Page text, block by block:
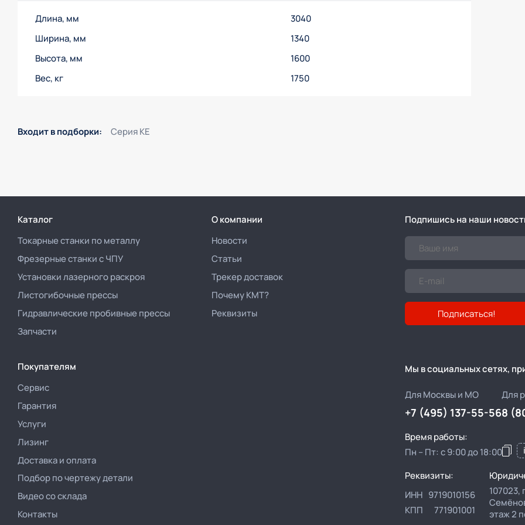
Длина, мм
3040
Ширина, мм
1340
Высота, мм
1600
Вес, кг
1750
Входит в подборки: Серия KE
Подпишись на наши
Подписаться!
Каталог
Токарные станки по металлу
Фрезерные станки с ЧПУ
Установки лазерного раскроя
Листогибочные прессы
Гидравлические пробивные прессы
Запчасти
О компании
Новости
Статьи
Трекер доставок
Почему КМТ?
Реквизиты
Покупателям
Сервис
Гарантия
Услуги
Лизинг
Доставка и оплата
Подбор по чертежу детали
Видео со склада
Контакты
Мы в социальных сетях,
Для Москвы и МО
+7 (495) 137-55-56
Для
8
Время работы:
Пн – Пт: с 9:00 до 18:00
Реквизиты:
ИНН 9719010156
КПП
771901001
107023,
этаж 2